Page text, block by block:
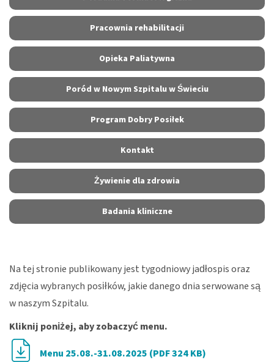
Pracownia rehabilitacji
Opieka Paliatywna
Poród w Nowym Szpitalu w Świeciu
Program Dobry Posiłek
Kontakt
Żywienie dla zdrowia
Badania kliniczne
Na tej stronie publikowany jest tygodniowy jadłospis oraz
zdjęcia wybranych posiłków, jakie danego dnia serwowane są
w naszym Szpitalu.
Kliknij poniżej, aby zobaczyć menu.
Menu 25.08.-31.08.2025 (PDF 324 KB)